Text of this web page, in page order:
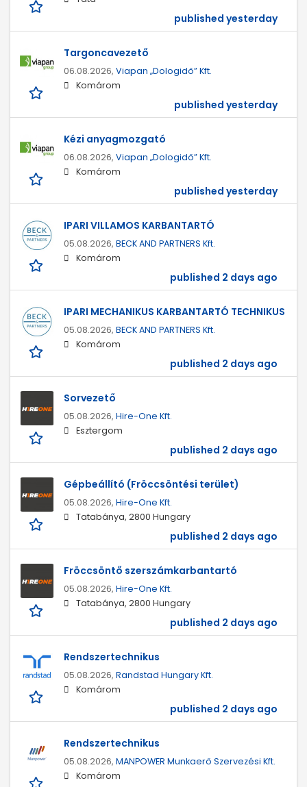
published yesterday
Targoncavezető
06.08.2026, Viapan „Dologidő” Kft.
Komárom
published yesterday
Kézi anyagmozgató
06.08.2026, Viapan „Dologidő” Kft.
Komárom
published yesterday
IPARI VILLAMOS KARBANTARTÓ
05.08.2026, BECK AND PARTNERS Kft.
Komárom
published 2 days ago
IPARI MECHANIKUS KARBANTARTÓ TECHNIKUS
05.08.2026, BECK AND PARTNERS Kft.
Komárom
published 2 days ago
Sorvezető
05.08.2026, Hire-One Kft.
Esztergom
published 2 days ago
Gépbeállító (Fröccsöntési terület)
05.08.2026, Hire-One Kft.
Tatabánya, 2800 Hungary
published 2 days ago
Fröccsöntő szerszámkarbantartó
05.08.2026, Hire-One Kft.
Tatabánya, 2800 Hungary
published 2 days ago
Rendszertechnikus
05.08.2026, Randstad Hungary Kft.
Komárom
published 2 days ago
Rendszertechnikus
05.08.2026, MANPOWER Munkaerő Szervezési Kft.
Komárom